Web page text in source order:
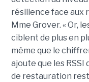
résilience face aux
Mme Grover. « Or,
ciblent de plus en
même que le
ajoute que les
de restauration